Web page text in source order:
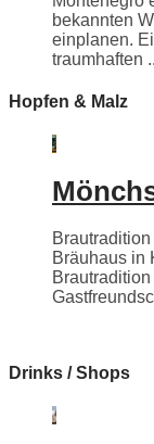
bekannten
einplanen.
traumhaften
Hopfen & Malz
Bräuhaus in
Drinks / Shops